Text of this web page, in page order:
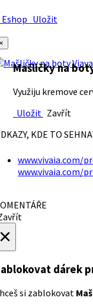
Uložit
Mašličky na
Využiju kremove
Uložit Zavřít
KDE TO
www.vivaia.com/
www.vivaia.com/
dárek
si zablokovat